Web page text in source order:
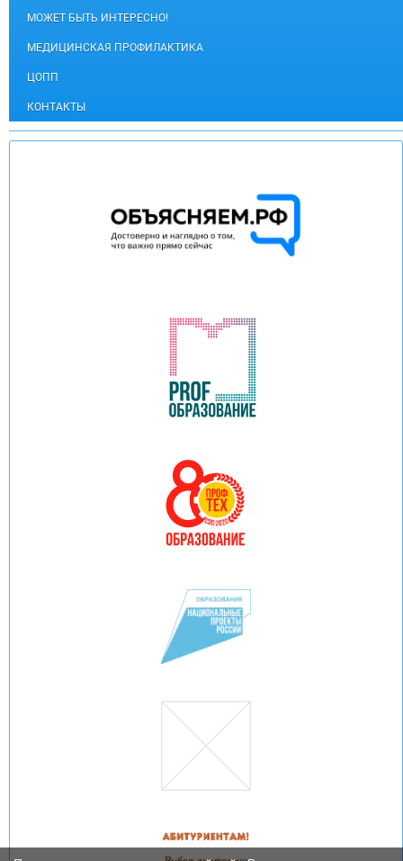
МОЖЕТ БЫТЬ ИНТЕРЕСНО!
МЕДИЦИНСКАЯ ПРОФИЛАКТИКА
ЦОПП
КОНТАКТЫ